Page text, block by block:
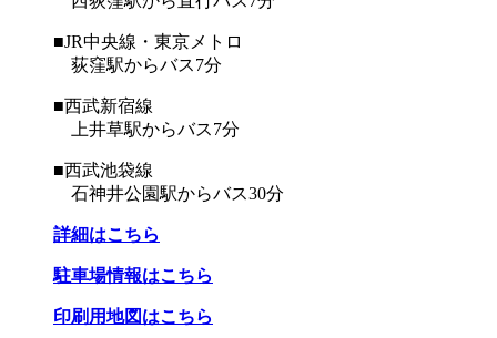
■JR中央線・東京メトロ
荻窪駅からバス7分
■西武新宿線
上井草駅からバス7分
■西武池袋線
石神井公園駅からバス30分
詳細はこちら
駐車場情報はこちら
印刷用地図はこちら